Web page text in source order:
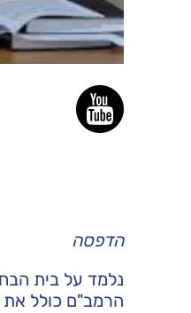
הדפסה
נלמד על בית
הרמב"ם כולל את